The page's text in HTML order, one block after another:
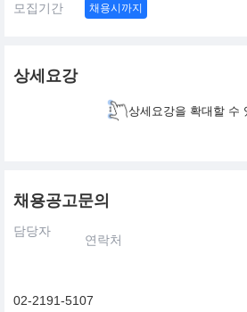
모집기간 채용시까지
상세요강
상세요강을 확대할 수
채용공고문의
담당자
연락처
02-2191-5107